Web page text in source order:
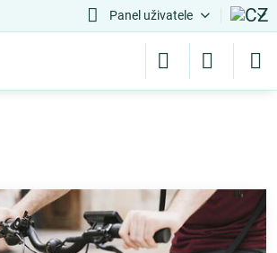
Panel uživatele